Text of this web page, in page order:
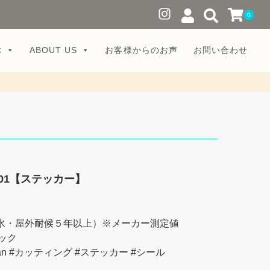
0
ABOUT US お客様からのお声 お問い合わせ
【ステッカー】
・屋外耐候５年以上）※メーカー測定値
ク
#カッティング #ステッカー #シール